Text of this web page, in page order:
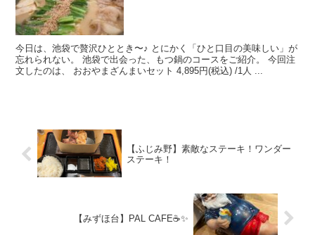
今日は、池袋で贅沢ひととき〜♪ とにかく「ひと口目の美味しい」が
忘れられない。 池袋で出会った、もつ鍋のコースをご紹介。 今回注
文したのは、 おおやまざんまいセット 4,895円(税込) /1人 ...
【ふじみ野】素敵なステーキ！ワンダー
ステーキ！
【みずほ台】PAL CAFE☕✨